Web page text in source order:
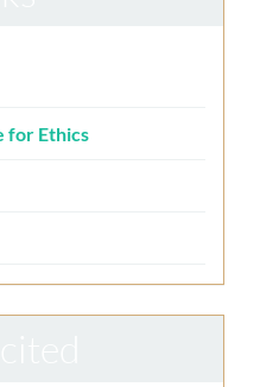
for Ethics